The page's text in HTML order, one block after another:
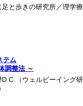
と歩きの研究所／理学療
テム
調整法 ～
D.C.（ウェルビーイング